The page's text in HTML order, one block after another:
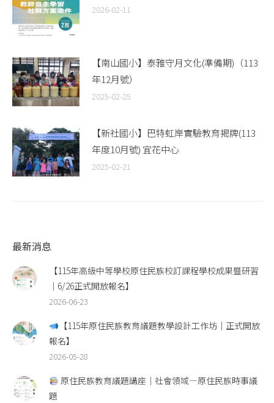
2026-02-11
【南山國小】泰雅守月文化(準備期)（113
年12月號）
2025-02-25
【新社國小】巴特虹岸實驗教育揭牌(113
年度10月號) 宜花中心
2025-02-21
最新消息
【115年高級中等學校原住民族校訂課程學校成果暨研習
｜6/26正式開放報名】
2026-06-23
【115年原住民族教育議題教學設計工作坊｜正式開放
報名】
2026-05-28
原住民族教育議題講座｜社會領域—原住民族時事議
題